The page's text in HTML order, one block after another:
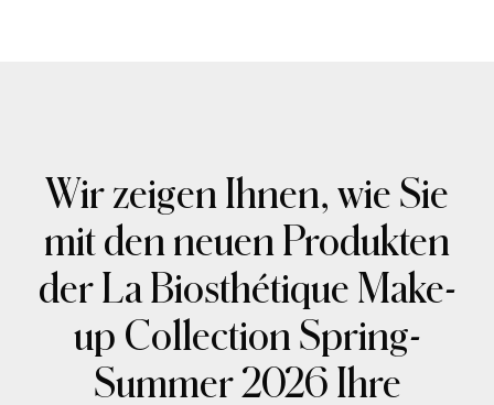
Wir zeigen Ihnen, wie Sie
mit den neuen Produkten
der La Biosthétique Make-
up Collection Spring-
Summer 2026 Ihre